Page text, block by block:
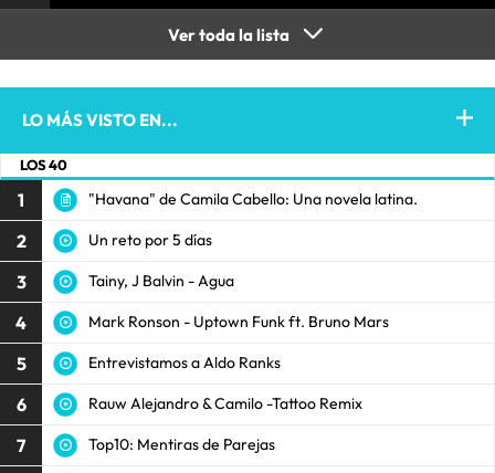
Ver toda la lista
LO MÁS VISTO EN...
LOS 40
1 "Havana" de Camila Cabello: Una novela latina.
2 Un reto por 5 días
3 Tainy, J Balvin - Agua
4 Mark Ronson - Uptown Funk ft. Bruno Mars
5 Entrevistamos a Aldo Ranks
6 Rauw Alejandro & Camilo -Tattoo Remix
7 Top10: Mentiras de Parejas